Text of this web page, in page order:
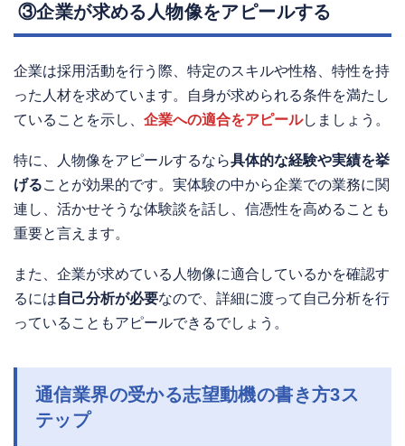
③企業が求める人物像をアピールする
企業は採用活動を行う際、特定のスキルや性格、特性を持
った人材を求めています。自身が求められる条件を満たし
ていることを示し、 企業への適合をアピールしましょう。
特に、人物像をアピールするなら具体的な経験や実績を挙
げることが効果的です。実体験の中から企業での業務に関
連し、活かせそうな体験談を話し、信憑性を高めることも
重要と言えます。
また、企業が求めている人物像に適合しているかを確認す
るには自己分析が必要なので、詳細に渡って自己分析を行
っていることもアピールできるでしょう。
通信業界の受かる志望動機の書き方3ス
テップ